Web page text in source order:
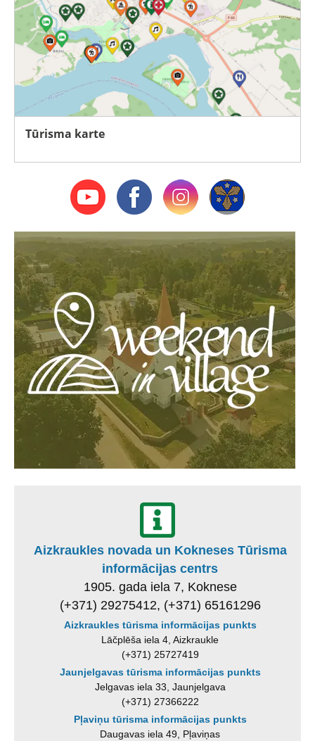
Tūrisma karte
Aizkraukles novada un Kokneses Tūrisma
informācijas centrs
1905. gada iela 7, Koknese
(+371) 29275412, (+371) 65161296
Aizkraukles tūrisma informācijas punkts
Lāčplēša iela 4, Aizkraukle
(+371) 25727419
Jaunjelgavas tūrisma informācijas punkts
Jelgavas iela 33, Jaunjelgava
(+371) 27366222
Pļaviņu tūrisma informācijas punkts
Daugavas iela 49, Pļaviņas